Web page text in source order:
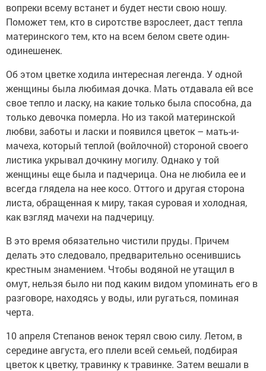
вопреки всему встанет и будет нести свою ношу.
Поможет тем, кто в сиротстве взрослеет, даст тепла
материнского тем, кто на всем белом свете один-
одинешенек.
Об этом цветке ходила интересная легенда. У одной
женщины была любимая дочка. Мать отдавала ей все
свое тепло и ласку, на какие только была способна, да
только девочка померла. Но из такой материнской
любви, заботы и ласки и появился цветок – мать-и-
мачеха, который теплой (войлочной) стороной своего
листика укрывал дочкину могилу. Однако у той
женщины еще была и падчерица. Она не любила ее и
всегда глядела на нее косо. Оттого и другая сторона
листа, обращенная к миру, такая суровая и холодная,
как взгляд мачехи на падчерицу.
В это время обязательно чистили пруды. Причем
делать это следовало, предварительно осенившись
крестным знамением. Чтобы водяной не утащил в
омут, нельзя было ни под каким видом упоминать его в
разговоре, находясь у воды, или ругаться, поминая
черта.
10 апреля Степанов венок терял свою силу. Летом, в
середине августа, его плели всей семьей, подбирая
цветок к цветку, травинку к травинке. Затем вешали в